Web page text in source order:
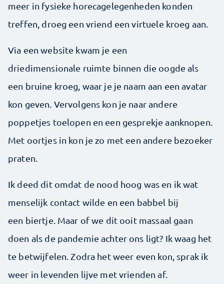
meer in fysieke horecagelegenheden konden
treffen, droeg een vriend een virtuele kroeg aan.
Via een website kwam je een
driedimensionale ruimte binnen die oogde als
een bruine kroeg, waar je je naam aan een avatar
kon geven. Vervolgens kon je naar andere
poppetjes toelopen en een gesprekje aanknopen.
Met oortjes in kon je zo met een andere bezoeker
praten.
Ik deed dit omdat de nood hoog was en ik wat
menselijk contact wilde en een babbel bij
een biertje. Maar of we dit ooit massaal gaan
doen als de pandemie achter ons ligt? Ik waag het
te betwijfelen. Zodra het weer even kon, sprak ik
weer in levenden lijve met vrienden af.